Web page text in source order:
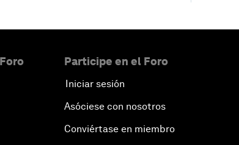
Participe en el Foro
Iniciar sesión
Asóciese con nosotros
Conviértase en miembro